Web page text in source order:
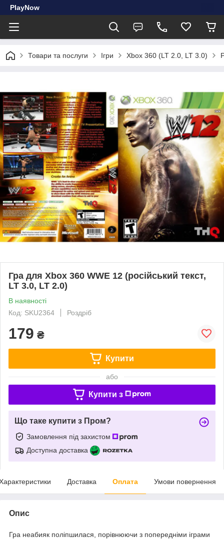
PlayNow
Товари та послуги Ігри Xbox 360 (LT 2.0, LT 3.0)
Гра для Xbox 360 WWE 12 (російський текст,
LT 3.0, LT 2.0)
В наявності
Код: SKU2364
Роздріб
179 ₴
Купити
або
Купити з
Що таке купити з Пром?
Замовлення під захистом
Доступна доставка
Доставка Оплата Умови повернення
Опис
Гра неабияк поліпшилася, порівнюючи з попередніми іграми